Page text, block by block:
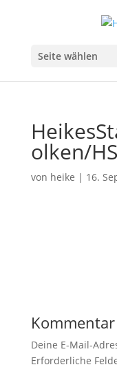
Seite wählen
olken/
von heike | 16.
Deine E-Mail-
Erforderliche